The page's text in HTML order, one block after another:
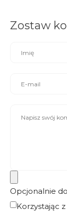
Zostaw
Opcjonalnie
Korzystając